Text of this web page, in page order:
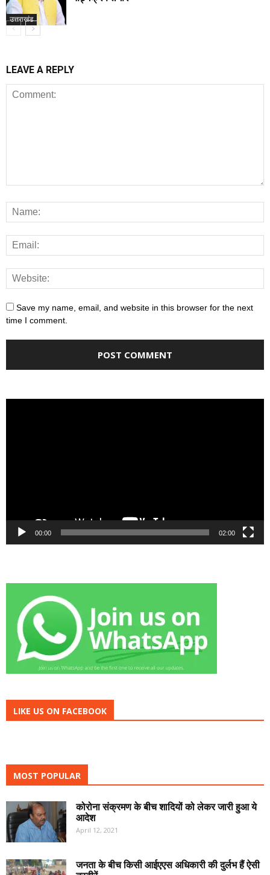
उत्तराखंड
LEAVE A REPLY
Save my name, email, and website in this browser for the next
time I comment.
00:00 02:00
LIKE US ON FACEBOOK
MOST POPULAR
कोरोना संक्रमण के बीच शादियों को लेकर जारी हुआ ये
आदेश
April 12, 2021
जनता के बीच किसी आईएएस अधिकारी की दुर्लभ हैं ऐसी